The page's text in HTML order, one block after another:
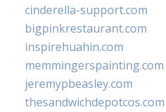
cinderella-support.com
bigpinkrestaurant.com
inspirehuahin.com
memmingerspainting.com
jeremypbeasley.com
thesandwichdepotcos.com